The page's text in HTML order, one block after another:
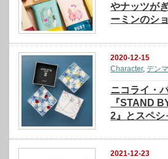
やナッツが
ーミンのシ
2020-12-15
Character,デン
ニコライ・
『STAND
2』とスペシ
2021-12-23